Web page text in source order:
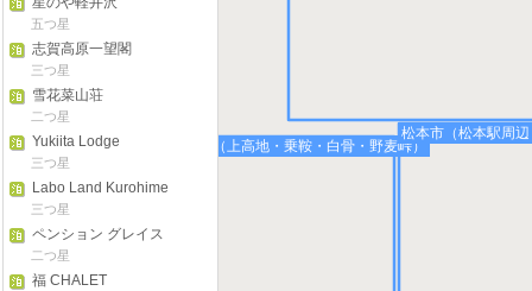
五つ星
志賀高原一望閣
三つ星
雪花菜山荘
二つ星
Yukiita Lodge
三つ星
Labo Land Kurohime
三つ星
ペンション グレイス
二つ星
福 CHALET
松本市（上高地・乗鞍・白骨・野麦峠）
松本市（松本駅周